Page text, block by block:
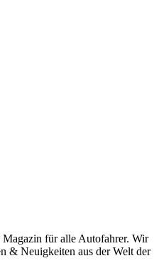
für alle Autofahrer. Wir
& Neuigkeiten aus der Welt der